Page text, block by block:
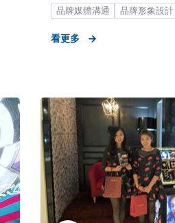
品牌媒體溝通
品牌形象設計
藝人合作
看更多